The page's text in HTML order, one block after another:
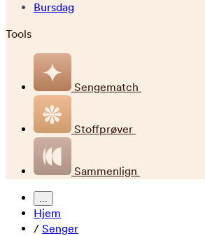
Bursdag
Tools
Sengematch
Stoffprøver
Sammenlign
...
Hjem
/ Senger